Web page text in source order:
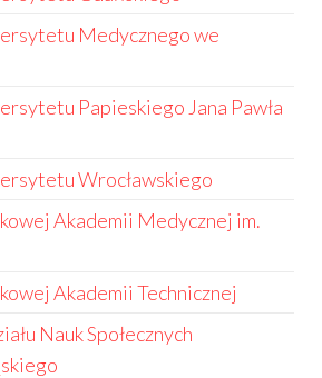
Medycznego we
Papieskiego Jana Pawła
Wrocławskiego
Akademii Medycznej im.
Akademii Technicznej
Nauk Społecznych